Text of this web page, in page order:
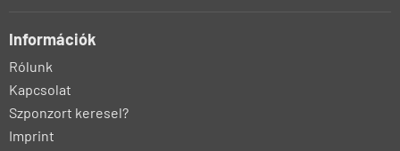
Információk
Rólunk
Kapcsolat
Szponzort keresel?
Imprint